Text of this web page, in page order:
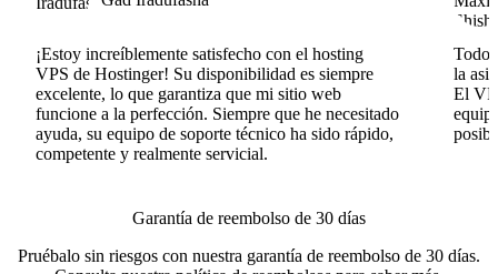
¡Estoy increíblemente satisfecho con el hosting
VPS de Hostinger! Su disponibilidad es siempre
excelente, lo que garantiza que mi sitio web
funcione a la perfección. Siempre que he necesitado
ayuda, su equipo de soporte técnico ha sido rápido,
competente y realmente servicial.
Todo
la
El
Garantía de reembolso de 30 días
Pruébalo sin riesgos con nuestra garantía de reembolso de 30 días.